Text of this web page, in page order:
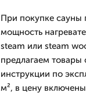
При покупке сауны
мощность
steam или steam
предлагаем товары
инструкции по
м², в цену